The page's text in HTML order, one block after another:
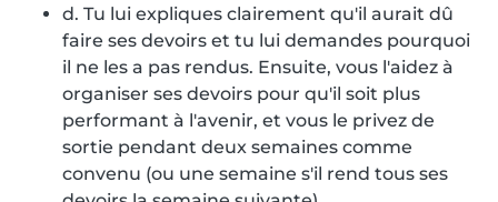
d. Tu lui expliques clairement qu'il aurait dû
faire ses devoirs et tu lui demandes pourquoi
il ne les a pas rendus. Ensuite, vous l'aidez à
organiser ses devoirs pour qu'il soit plus
performant à l'avenir, et vous le privez de
sortie pendant deux semaines comme
convenu (ou une semaine s'il rend tous ses